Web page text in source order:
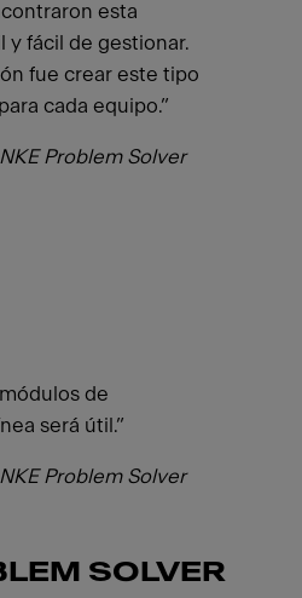
esta
y fácil de gestionar.
fue crear este tipo
cada equipo.”
Problem Solver
de
será útil.”
Problem Solver
SOLVER